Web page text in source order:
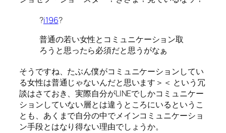
?i196?
普通の若い女性とコミュニケーション取
ろうと思ったら必須だと思うがなぁ
そうですね、たぶん僕がコミュニケーションしてい
る女性は普通じゃないんだと思います＞＜ という冗
談はさておき、実際自分がLINEでしかコミュニケー
ションしていない層とは違うところにいるというこ
とも、あくまで自分の中でメインコミュニケーショ
ン手段とはなり得ない理由でしょうか。